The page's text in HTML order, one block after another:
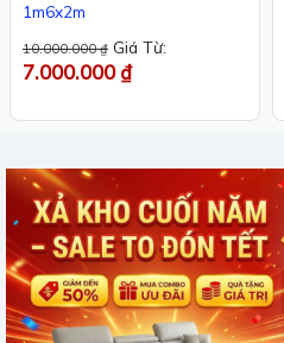
1m6x2m
10.000.000₫ Giá Từ:
7.000.000₫